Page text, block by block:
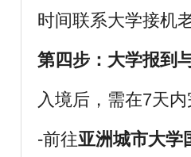
时间联系大学接机
第四步：大学报到
入境后，需在7天
-前往亚洲城市大学